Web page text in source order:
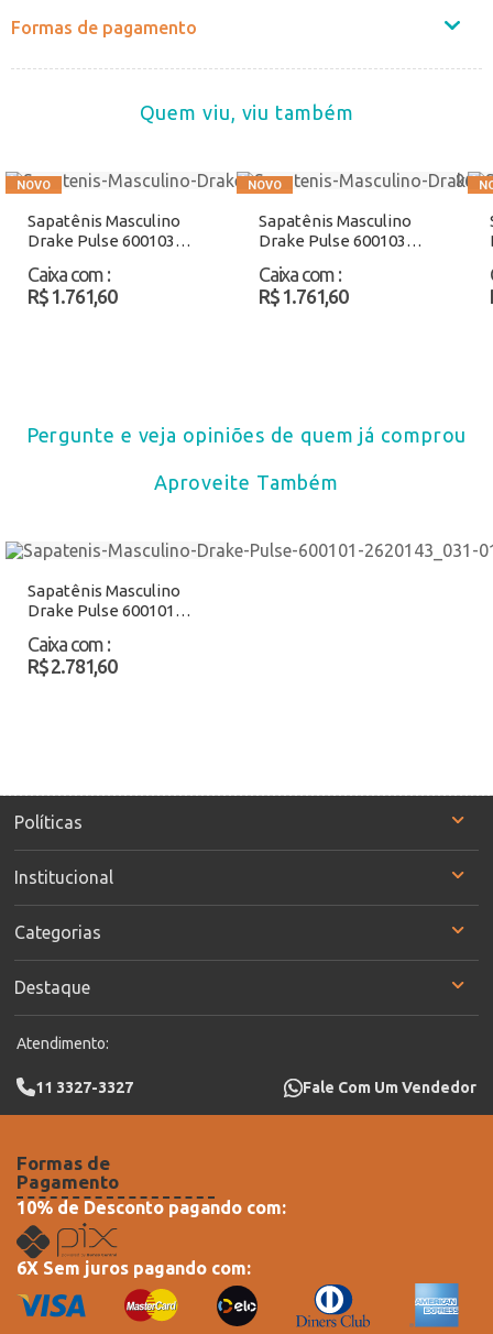
Formas de pagamento
Quem viu, viu também
Sapatênis Masculino
Drake Pulse 600103
Caixa com :
R$ 1.761,60
Sapatênis Masculino
Drake Pulse 600103
Caixa com :
R$ 1.761,60
Pergunte e veja opiniões de quem já comprou
Aproveite Também
Sapatênis Masculino
Drake Pulse 600101
Caixa com :
R$ 2.781,60
Políticas
Institucional
Categorias
Destaque
Atendimento:
11 3327-3327 Fale Com Um Vendedor
Formas de
Pagamento
10% de Desconto pagando com:
6X Sem juros pagando com: